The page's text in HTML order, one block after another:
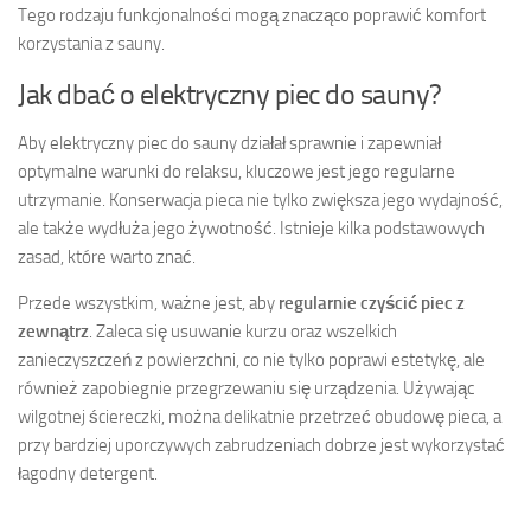
Tego rodzaju funkcjonalności mogą znacząco poprawić komfort
korzystania z sauny.
Jak dbać o elektryczny piec do sauny?
Aby elektryczny piec do sauny działał sprawnie i zapewniał
optymalne warunki do relaksu, kluczowe jest jego regularne
utrzymanie. Konserwacja pieca nie tylko zwiększa jego wydajność,
ale także wydłuża jego żywotność. Istnieje kilka podstawowych
zasad, które warto znać.
Przede wszystkim, ważne jest, aby regularnie czyścić piec z
zewnątrz. Zaleca się usuwanie kurzu oraz wszelkich
zanieczyszczeń z powierzchni, co nie tylko poprawi estetykę, ale
również zapobiegnie przegrzewaniu się urządzenia. Używając
wilgotnej ściereczki, można delikatnie przetrzeć obudowę pieca, a
przy bardziej uporczywych zabrudzeniach dobrze jest wykorzystać
łagodny detergent.